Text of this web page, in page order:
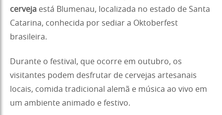
cerveja está Blumenau, localizada no estado de Santa
Catarina, conhecida por sediar a Oktoberfest
brasileira.
Durante o festival, que ocorre em outubro, os
visitantes podem desfrutar de cervejas artesanais
locais, comida tradicional alemã e música ao vivo em
um ambiente animado e festivo.